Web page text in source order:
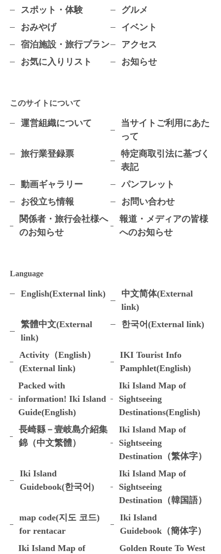
スポット・体験
グルメ
おみやげ
イベント
宿泊施設・旅行プラン
アクセス
お気に入りリスト
お知らせ
このサイトについて
運営組織について
当サイトご利用にあた
って
旅行業登録票
特定商取引法に基づく
表記
動画ギャラリー
パンフレット
お役立ち情報
お問い合わせ
関係者・旅行会社様へ
のお知らせ
報道・メディアの皆様
へのお知らせ
Language
English(External link)
中文简体(External
link)
繁體中文(External
link)
한국어(External link)
Activity（English）
(External link)
IKI Tourist Info
Pamphlet(English)
Packed with
information! Iki Island
Guide(English)
Iki Island Map of
Sightseeing
Destinations(English)
長崎縣－壹岐島介紹集
錦（中文繁體）
Iki Island Map of
Sightseeing
Destination（繁体字）
Iki Island
Guidebook(한국어)
Iki Island Map of
Sightseeing
Destination（韓国語）
map code(지도 코드)
for rentacar
Iki Island
Guidebook（簡体字）
Iki Island Map of
Golden Route To West